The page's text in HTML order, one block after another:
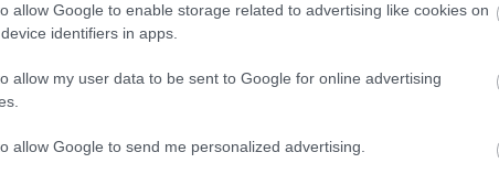
allow Google to enable storage related to advertising like cookies on
identifiers in apps.
allow my user data to be sent to Google for online advertising
allow Google to send me personalized advertising.